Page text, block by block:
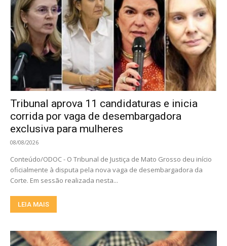
Tribunal aprova 11 candidaturas e inicia
corrida por vaga de desembargadora
exclusiva para mulheres
08/08/2026
Conteúdo/ODOC - O Tribunal de Justiça de Mato Grosso deu início
oficialmente à disputa pela nova vaga de desembargadora da
Corte. Em sessão realizada nesta...
LEIA MAIS